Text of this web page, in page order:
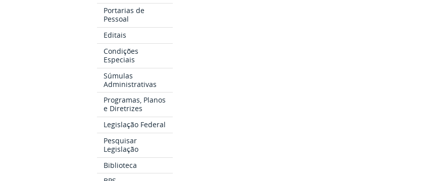
Portarias de
Pessoal
Editais
Condições
Especiais
Súmulas
Administrativas
Programas, Planos
e Diretrizes
Legislação Federal
Pesquisar
Legislação
Biblioteca